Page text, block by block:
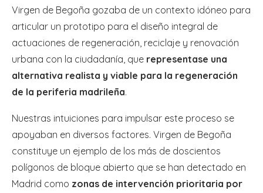
Virgen de Begoña gozaba de un contexto idóneo para
articular un prototipo para el diseño integral de
actuaciones de regeneración, reciclaje y renovación
urbana con la ciudadanía, que representase una
alternativa realista y viable para la regeneración
de la periferia madrileña.
Nuestras intuiciones para impulsar este proceso se
apoyaban en diversos factores. Virgen de Begoña
constituye un ejemplo de los más de doscientos
polígonos de bloque abierto que se han detectado en
Madrid como zonas de intervención prioritaria por